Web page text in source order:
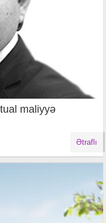
maliyyə
Ətraflı